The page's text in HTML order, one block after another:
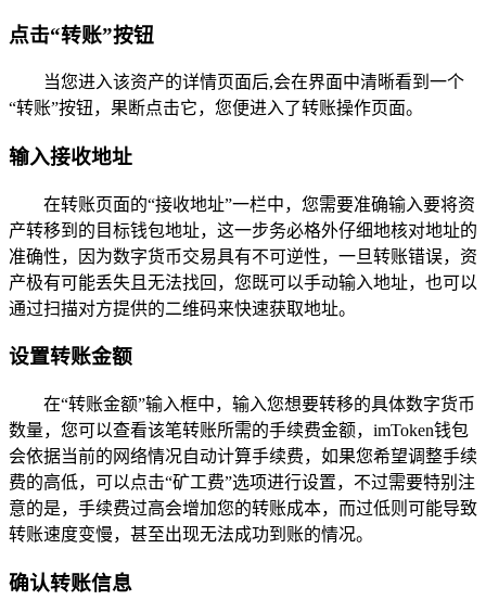
点击“转账”按钮
当您进入该资产的详情页面后,会在界面中清晰看到一个
“转账”按钮，果断点击它，您便进入了转账操作页面。
输入接收地址
在转账页面的“接收地址”一栏中，您需要准确输入要将资
产转移到的目标钱包地址，这一步务必格外仔细地核对地址的
准确性，因为数字货币交易具有不可逆性，一旦转账错误，资
产极有可能丢失且无法找回，您既可以手动输入地址，也可以
通过扫描对方提供的二维码来快速获取地址。
设置转账金额
在“转账金额”输入框中，输入您想要转移的具体数字货币
数量，您可以查看该笔转账所需的手续费金额，imToken钱包
会依据当前的网络情况自动计算手续费，如果您希望调整手续
费的高低，可以点击“矿工费”选项进行设置，不过需要特别注
意的是，手续费过高会增加您的转账成本，而过低则可能导致
转账速度变慢，甚至出现无法成功到账的情况。
确认转账信息